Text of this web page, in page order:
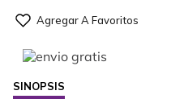
SINOPSIS